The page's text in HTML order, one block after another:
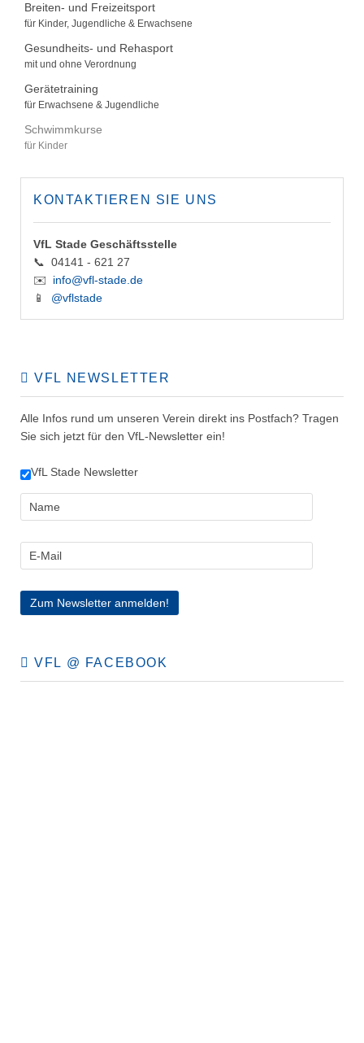
Breiten- und Freizeitsport
für Kinder, Jugendliche & Erwachsene
Gesundheits- und Rehasport
mit und ohne Verordnung
Gerätetraining
für Erwachsene & Jugendliche
Schwimmkurse
für Kinder
KONTAKTIEREN SIE UNS
VfL Stade Geschäftsstelle
📞 04141 - 621 27
✉️ info@vfl-stade.de
📱 @vflstade
VFL NEWSLETTER
Alle Infos rund um unseren Verein direkt ins Postfach? Tragen
Sie sich jetzt für den VfL-Newsletter ein!
VfL Stade Newsletter
VFL @ FACEBOOK